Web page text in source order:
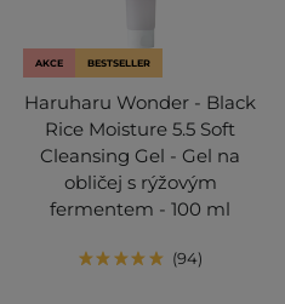
AKCE BESTSELLER
Haruharu Wonder - Black
Rice Moisture 5.5 Soft
Cleansing Gel - Gel na
obličej s rýžovým
fermentem - 100 ml
94